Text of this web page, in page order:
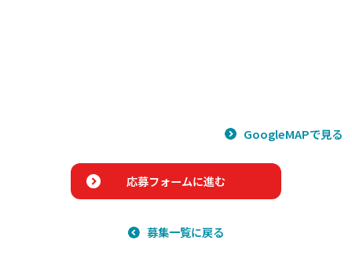
GoogleMAPで見る
応募フォームに進む
募集一覧に戻る